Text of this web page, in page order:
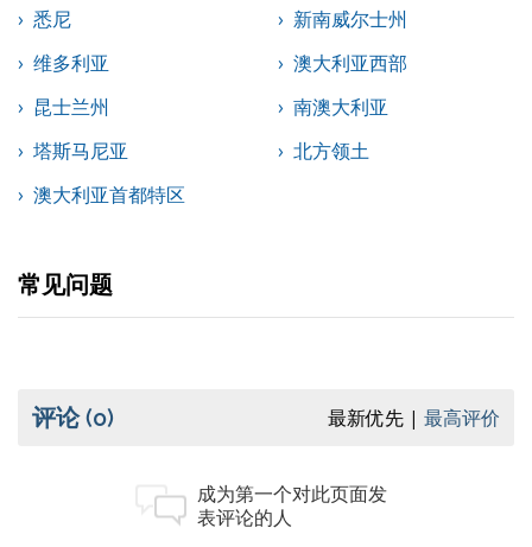
悉尼
新南威尔士州
维多利亚
澳大利亚西部
昆士兰州
南澳大利亚
塔斯马尼亚
北方领土
澳大利亚首都特区
常见问题
评论(0) 最新优先 最高评价
成为第一个对此页面发
表评论的人